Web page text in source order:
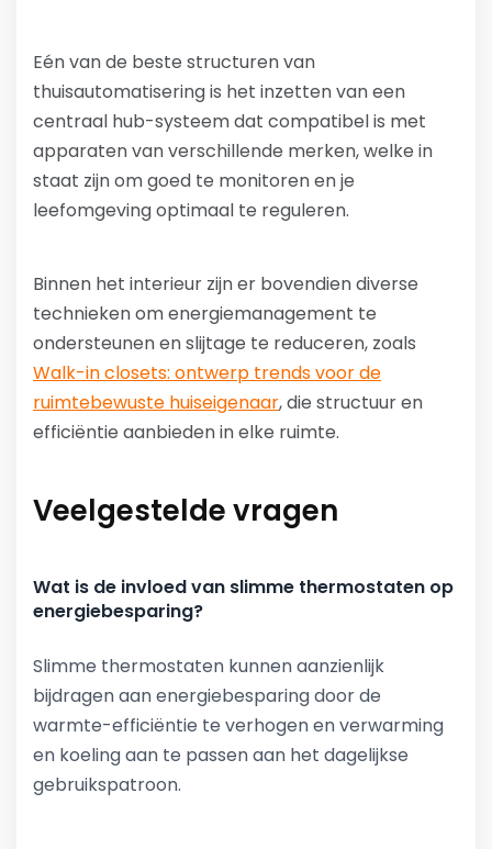
Eén van de beste structuren van
thuisautomatisering is het inzetten van een
centraal hub-systeem dat compatibel is met
apparaten van verschillende merken, welke in
staat zijn om goed te monitoren en je
leefomgeving optimaal te reguleren.
Binnen het interieur zijn er bovendien diverse
technieken om energiemanagement te
ondersteunen en slijtage te reduceren, zoals
Walk-in closets: ontwerp trends voor de
ruimtebewuste huiseigenaar, die structuur en
efficiëntie aanbieden in elke ruimte.
Veelgestelde vragen
Wat is de invloed van slimme thermostaten op
energiebesparing?
Slimme thermostaten kunnen aanzienlijk
bijdragen aan energiebesparing door de
warmte-efficiëntie te verhogen en verwarming
en koeling aan te passen aan het dagelijkse
gebruikspatroon.